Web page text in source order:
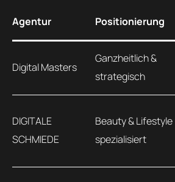
Agentur Positionierung
Digital Masters
Ganzheitlich &
strategisch
DIGITALE
SCHMIEDE
Beauty & Lifestyle
spezialisiert